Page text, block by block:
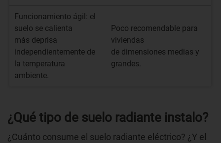
Funcionamiento ágil: el
suelo se calienta
más deprisa
independientemente de
la temperatura
ambiente.
Poco recomendable para
viviendas
de dimensiones medias y
grandes.
¿Qué tipo de suelo radiante instalo?
¿Cuánto consume el suelo radiante eléctrico? ¿Y el